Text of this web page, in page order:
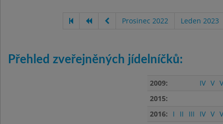
Prosinec 2022 Leden 2023
Přehled zveřejněných jídelníčků:
2009: IV V
2015:
2016:
I II III IV V